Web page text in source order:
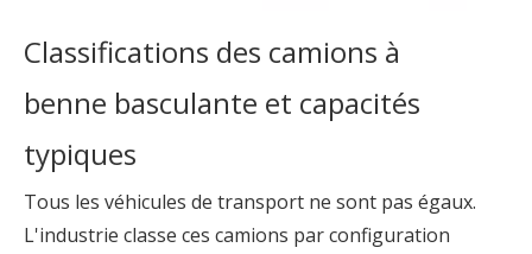
Classifications des camions à
benne basculante et capacités
typiques
Tous les véhicules de transport ne sont pas égaux.
L'industrie classe ces camions par configuration